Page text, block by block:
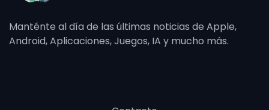
Manténte al día de las últimas noticias de Apple,
Android, Aplicaciones, Juegos, IA y mucho más.